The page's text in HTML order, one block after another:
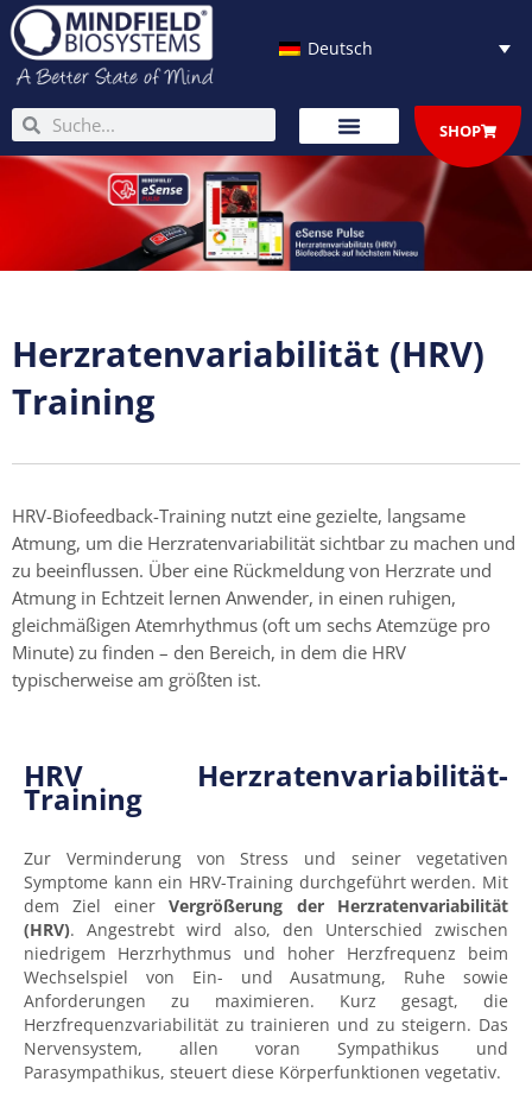
Zum
Inhalt
springen
Deutsch
SucheSuche SHOP
Herzratenvariabilität (HRV)
Training
HRV-Biofeedback-Training nutzt eine gezielte, langsame
Atmung, um die Herzratenvariabilität sichtbar zu machen und
zu beeinflussen. Über eine Rückmeldung von Herzrate und
Atmung in Echtzeit lernen Anwender, in einen ruhigen,
gleichmäßigen Atemrhythmus (oft um sechs Atemzüge pro
Minute) zu finden – den Bereich, in dem die HRV
typischerweise am größten ist.
HRV Herzratenvariabilität-
Training
Zur Verminderung von Stress und seiner vegetativen
Symptome kann ein HRV-Training durchgeführt werden. Mit
dem Ziel einer Vergrößerung der Herzratenvariabilität
(HRV). Angestrebt wird also, den Unterschied zwischen
niedrigem Herzrhythmus und hoher Herzfrequenz beim
Wechselspiel von Ein- und Ausatmung, Ruhe sowie
Anforderungen zu maximieren. Kurz gesagt, die
Herzfrequenzvariabilität zu trainieren und zu steigern. Das
Nervensystem, allen voran Sympathikus und
Parasympathikus, steuert diese Körperfunktionen vegetativ.